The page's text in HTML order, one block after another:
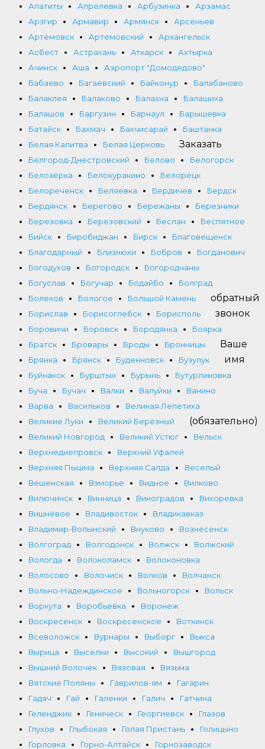
Апатиты
Апрелевка Арбузинка
Арзамас
Арзгир
Армавир Армянск
Арсеньев
Артёмовск
Артемовский
Архангельск
Асбест
Астрахань Аткарск
Ахтырка
Ачинск
Аша
Аэропорт "Домодедово"
Бабаево
Багаевский Байконур
Балабаново
Балаклея
Балаково Балахна
Балашиха
Балашов
Баргузин Барнаул
Барышевка
Батайск
Бахмач Бахчисарай
Баштанка
Белая Калитва
Белая Церковь
Белгород-Днестровский
Белово
Белогорск
Белозёрка
Белокуракино
Белорецк
Белореченск
Беляевка Бердичев
Бердск
Бердянск
Берегово Бережаны
Березники
Березовка
Березовский Беслан
Беспятное
Бийск
Биробиджан Бирск
Благовещенск
Благодарный
Близнюки Бобров
Богданович
Богодухов
Богородск
Богородчаны
Богуслав
Богучар Бодайбо
Болград
Болехов
Бологое
Большой Камень
Борислав
Борисоглебск
Борисполь
Боровичи
Боровск Бородянка
Боярка
Братск
Бровары Броды
Бронницы
Брянка
Брянск Буденновск
Бузулук
Буйнакск
Бурштын Бурынь
Бутурлиновка
Буча
Бучач Валки Валуйки
Ванино
Варва
Васильков
Великая Лепетиха
Великие Луки
Великий Берёзный
Великий Новгород
Великий Устюг
Вельск
Верхнеднепровск
Верхний Уфалей
Верхняя Пышма
Верхняя Салда
Веселый
Вешенская
Взморье Видное
Вилково
Вилючинск
Винница Виноградов
Вихоревка
Вишнёвое
Владивосток
Владикавказ
Владимир-Волынский
Внуково
Вознесенск
Волгоград
Волгодонск Волжск
Волжский
Вологда
Волоколамск
Волоконовка
Волосово
Волочиск Волхов
Волчанск
Вольно-Надеждинское
Вольногорск
Вольск
Воркута
Воробьевка
Воронеж
Воскресенск
Воскресенское
Воткинск
Всеволожск
Вурнары Выборг
Выкса
Вырица
Выселки Высокий
Вышгород
Вышний Волочек
Вязовая
Вязьма
Вятские Поляны
Гаврилов-ям
Гагарин
Гадяч
Гай Галенки Галич
Гатчина
Геленджик
Геническ Георгиевск
Глазов
Глухов
Глыбокая Голая Пристань
Голицыно
Горловка
Горно-Алтайск Горнозаводск
Заказать
обратный
звонок
Ваше
имя
(обязательно)